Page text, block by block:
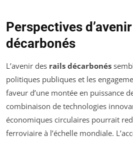
Perspectives
décarbonés
L’avenir des rails décarbonés
politiques publiques et les
faveur d’une montée en puissance
combinaison de technologies
économiques circulaires pourrait
ferroviaire à l’échelle mondiale.